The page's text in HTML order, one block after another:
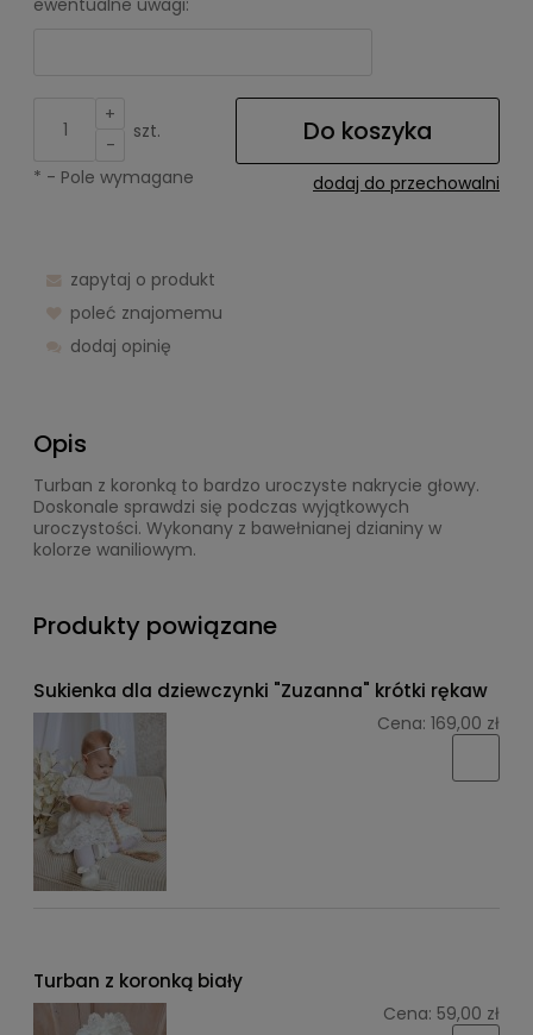
ewentualne uwagi:
+
-
szt. Do koszyka
dodaj do przechowalni
* - Pole wymagane
zapytaj o produkt
poleć znajomemu
dodaj opinię
Opis
Turban z koronką to bardzo uroczyste nakrycie głowy.
Doskonale sprawdzi się podczas wyjątkowych
uroczystości. Wykonany z bawełnianej dzianiny w
kolorze waniliowym.
Produkty powiązane
Sukienka dla dziewczynki "Zuzanna" krótki rękaw
Cena: 169,00 zł
Turban z koronką biały
Cena: 59,00 zł